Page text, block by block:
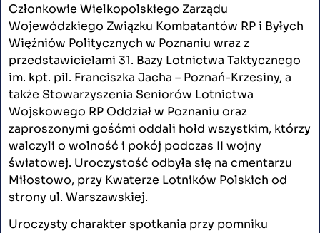
Członkowie Wielkopolskiego Zarządu
Wojewódzkiego Związku Kombatantów RP i Byłych
Więźniów Politycznych w Poznaniu wraz z
przedstawicielami 31. Bazy Lotnictwa Taktycznego
im. kpt. pil. Franciszka Jacha – Poznań-Krzesiny, a
także Stowarzyszenia Seniorów Lotnictwa
Wojskowego RP Oddział w Poznaniu oraz
zaproszonymi gośćmi oddali hołd wszystkim, którzy
walczyli o wolność i pokój podczas II wojny
światowej. Uroczystość odbyła się na cmentarzu
Miłostowo, przy Kwaterze Lotników Polskich od
strony ul. Warszawskiej.
Uroczysty charakter spotkania przy pomniku